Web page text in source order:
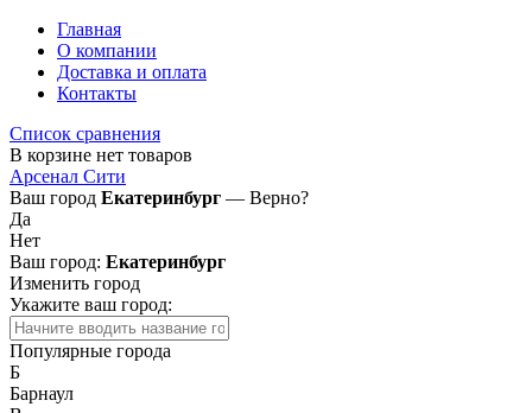
Главная
О компании
Доставка и оплата
Контакты
Список сравнения
В корзине нет товаров
Арсенал Сити
Ваш город Екатеринбург — Верно?
Да
Нет
Ваш город: Екатеринбург
Изменить город
Укажите ваш город:
Популярные города
Б
Барнаул